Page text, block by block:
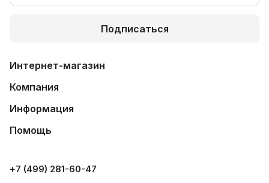
Подписаться
Интернет-магазин
Компания
Информация
Помощь
+7 (499) 281-60-47